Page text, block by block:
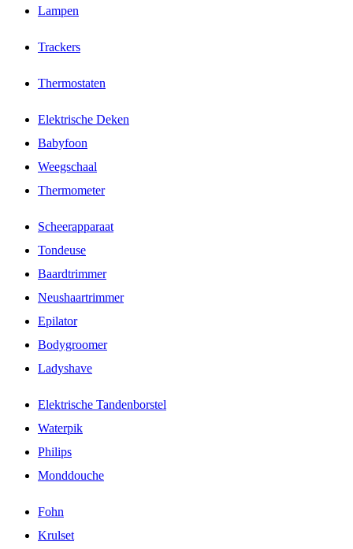
Lampen
Trackers
Thermostaten
Elektrische Deken
Babyfoon
Weegschaal
Thermometer
Scheerapparaat
Tondeuse
Baardtrimmer
Neushaartrimmer
Epilator
Bodygroomer
Ladyshave
Elektrische Tandenborstel
Waterpik
Philips
Monddouche
Fohn
Krulset